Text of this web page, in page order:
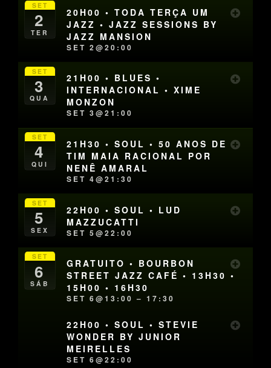
SET
2
TER
20H00 • TODA TERÇA UM
JAZZ • JAZZ SESSIONS BY
JAZZ MANSION
SET 2@20:00
SET
3
QUA
21H00 • BLUES •
INTERNACIONAL • XIME
MONZON
SET 3@21:00
SET
4
QUI
21H30 • SOUL • 50 ANOS DE
TIM MAIA RACIONAL POR
NENÊ AMARAL
SET 4@21:30
SET
5
SEX
22H00 • SOUL • LUD
MAZZUCATTI
SET 5@22:00
SET
6
SÁB
GRATUITO • BOURBON
STREET JAZZ CAFÉ • 13H30 •
15H00 • 16H30
SET 6@13:00 – 17:30
22H00 • SOUL • STEVIE
WONDER BY JUNIOR
MEIRELLES
SET 6@22:00